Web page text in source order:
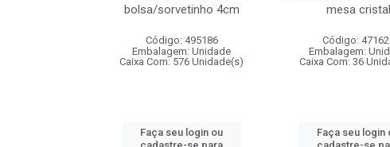
bolsa/sorvetinho 4cm
Código: 495186
Embalagem: Unidade
Caixa Com: 576 Unidade(s)
Faça seu login ou
mesa cristal
Código:
Embalagem:
Caixa Com: 36
Faça seu login